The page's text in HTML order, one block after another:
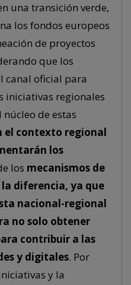
una transición verde,
los fondos europeos
de proyectos
que los
canal oficial para
iniciativas regionales
de estas
el contexto regional
los
los mecanismos de
diferencia, ya que
nacional-regional
no solo obtener
contribuir a las
y digitales. Por
y la